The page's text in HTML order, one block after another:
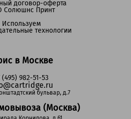
в Москве
(495) 982-51-53
бульвар, д.7
(Москва)
договор-оферта
Солюшнс Принт
Используем
технологии